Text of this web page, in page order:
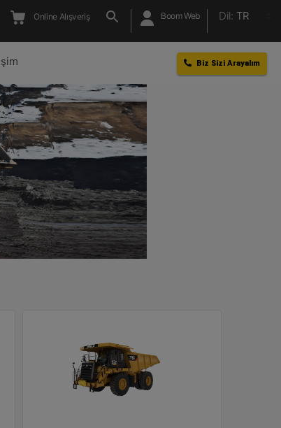
Online Alışveriş Boom Web Dil: TR
Biz Sizi Arayalım